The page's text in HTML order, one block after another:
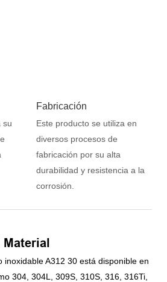
su
Fabricación
Este producto se utiliza en
diversos procesos de
fabricación por su alta
durabilidad y resistencia a la
corrosión.
inoxidable A312 30 está disponible en
304, 304L, 309S, 310S, 316, 316Ti,